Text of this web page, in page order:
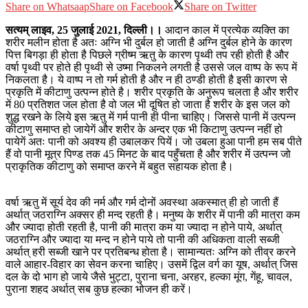
Share on WhatsaapShare on Facebook
Share on Twitter
सत्यम् लाइव, 25 जुलाई 2021, दिल्ली।। आदान काल में प्रत्येक व्यक्ति का
शरीर मलीन होता है अतः अग्नि भी दुर्बल हो जाती है अग्नि दुर्बल होने के कारण
पित्त बिगड़ा ही होता है पिछले ग्रीष्म ऋतु के कारण पृथ्वी तप रही होती है और
वर्षा पृथ्वी पर होते ही पृथ्वी से उष्मा निकलने लगती है उससे जल वाष्प के रूप में
निकलता है। ये वाष्प न तो गर्म होती है और न ही ठण्डी होती है इसी कारण से
प्रकृति में कीटाणु उत्पन्न होते है। शरीर प्रकृति के अनुरूप चलता है और शरीर
में 80 प्रतिशत जल होता है वो जल भी दूषित हो जाता है शरीर के इस जल को
शुद्ध रखने के लिये इस ऋतु में गर्म पानी ही पीना चाहिए। जिससे पानी में उत्पन्न
कीटाणु समाप्त हो जायेगें और शरीर के अन्दर एक भी किटाणु उत्पन्न नहीं हो
पायेगें अतः पानी को अवश्य ही उबालकर पियें। जो उबला हुआ पानी हम सब पीते
हैं वो पानी मूत्र पिण्ड तक 45 मिनट के बाद पहुँचता है और शरीर में उत्पन्न जो
प्राकृतिक कीटाणु को समाप्त करने में बहुत सहायक होता है।
वर्षा ऋतु में सूर्य देव की नर्म और गर्म दोनों अवस्था अकस्मात् ही हो जाती हैं
अर्थात् जठराग्नि अक्सर ही मन्द रहती है। मनुष्य के शरीर में पानी की मात्रा कम
और ज्यादा होती रहती है, पानी की मात्रा कम या ज्यादा न होने पाये, अर्थात्
जठराग्नि और ज्यादा या मन्द न होने पाये तो पानी की अधिकता वाली सब्जी
अर्थात् हरी सब्जी खाने पर प्रतिबन्ध होता है। सामान्यतः अग्नि को तीव्र करने
वाले आहार-विहार का सेवन करना चाहिए। उसमें द्विल वर्ग का यूष, अर्थात् जिस
दल के दो भाग हो जाये जैसे भुट्टा, पुराना चना, अरहर, हल्का मूंग, गेंहू, चावल,
पुराना शहद अर्थात् सब कुछ हल्का भोजन ही करें।